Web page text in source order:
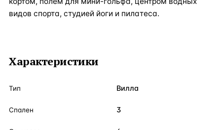
видов спорта, студией йоги и пилатеса.
Характеристики
Тип Вилла
Спален 3